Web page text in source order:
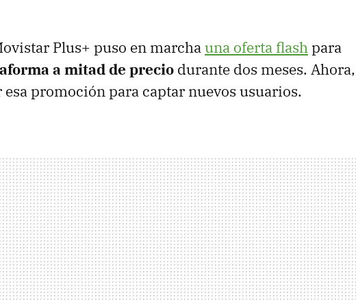
Plus+ puso en marchauna oferta flashpara
a mitad de precio durante dos meses. Ahora,
promoción para captar nuevos usuarios.